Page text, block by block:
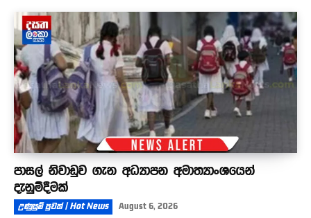
පාසල් නිවාඩුව ගැන අධ්‍යාපන අමාත්‍යාංශයෙන්
දැනුම්දීමක්
උණුසුම් පුවත් | Hot News August 6, 2026